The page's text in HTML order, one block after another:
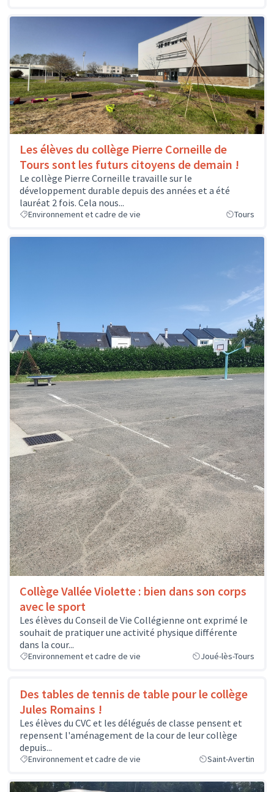
Les élèves du collège Pierre Corneille de
Tours sont les futurs citoyens de demain !
Le collège Pierre Corneille travaille sur le
développement durable depuis des années et a été
lauréat 2 fois. Cela nous...
Environnement et cadre de vie Tours
Collège Vallée Violette : bien dans son corps
avec le sport
Les élèves du Conseil de Vie Collégienne ont exprimé le
souhait de pratiquer une activité physique différente
dans la cour...
Environnement et cadre de vie Joué-lès-Tours
Des tables de tennis de table pour le collège
Jules Romains !
Les élèves du CVC et les délégués de classe pensent et
repensent l'aménagement de la cour de leur collège
depuis...
Environnement et cadre de vie Saint-Avertin